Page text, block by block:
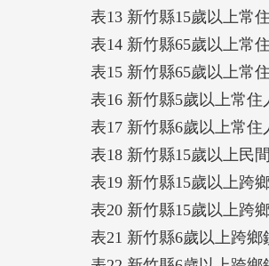
表13 新竹縣15歲以上常
表14 新竹縣65歲以上常
表15 新竹縣65歲以上常
表16 新竹縣5歲以上常住
表17 新竹縣6歲以上常
表18 新竹縣15歲以上民
表19 新竹縣15歲以上跨
表20 新竹縣15歲以上跨
表21 新竹縣6歲以上跨